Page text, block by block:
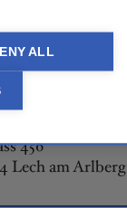
456
Lech am Arlberg
ALL